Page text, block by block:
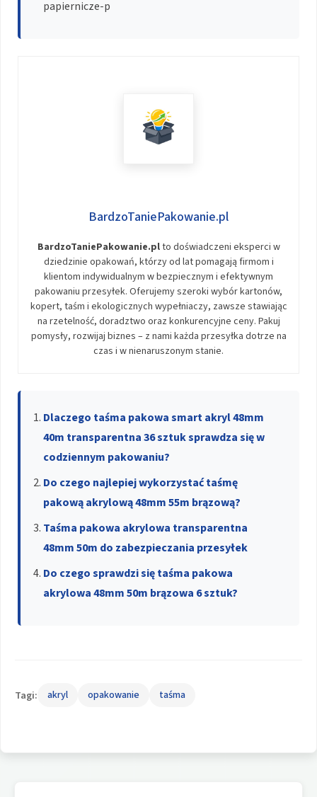
papiernicze-p
BardzoTaniePakowanie.pl
BardzoTaniePakowanie.plto doświadczeni eksperci w
dziedzinie opakowań, którzy od lat pomagają firmom i
klientom indywidualnym w bezpiecznym i efektywnym
pakowaniu przesyłek. Oferujemy szeroki wybór kartonów,
kopert, taśm i ekologicznych wypełniaczy, zawsze stawiając
na rzetelność, doradztwo oraz konkurencyjne ceny. Pakuj
pomysły, rozwijaj biznes – z nami każda przesyłka dotrze na
czas i w nienaruszonym stanie.
Dlaczego taśma pakowa smart akryl 48mm
40m transparentna 36 sztuk sprawdza się w
codziennym pakowaniu?
Do czego najlepiej wykorzystać taśmę
pakową akrylową 48mm 55m brązową?
Taśma pakowa akrylowa transparentna
48mm 50m do zabezpieczania przesyłek
Do czego sprawdzi się taśma pakowa
akrylowa 48mm 50m brązowa 6 sztuk?
Tagi: akryl opakowanie taśma